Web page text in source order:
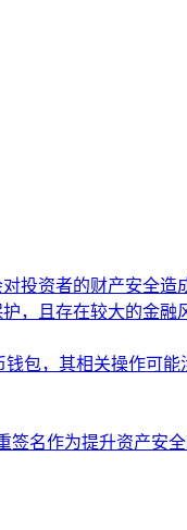
投资者的财产安全造
，且存在较大的金融
包，其相关操作可
名作为提升资产安